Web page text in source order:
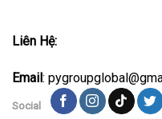
Liên Hệ:
Email:
Social